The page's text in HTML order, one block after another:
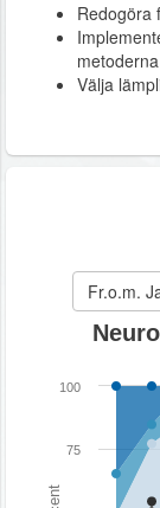
Redogöra
Välja
Fr.o.m.
75
100